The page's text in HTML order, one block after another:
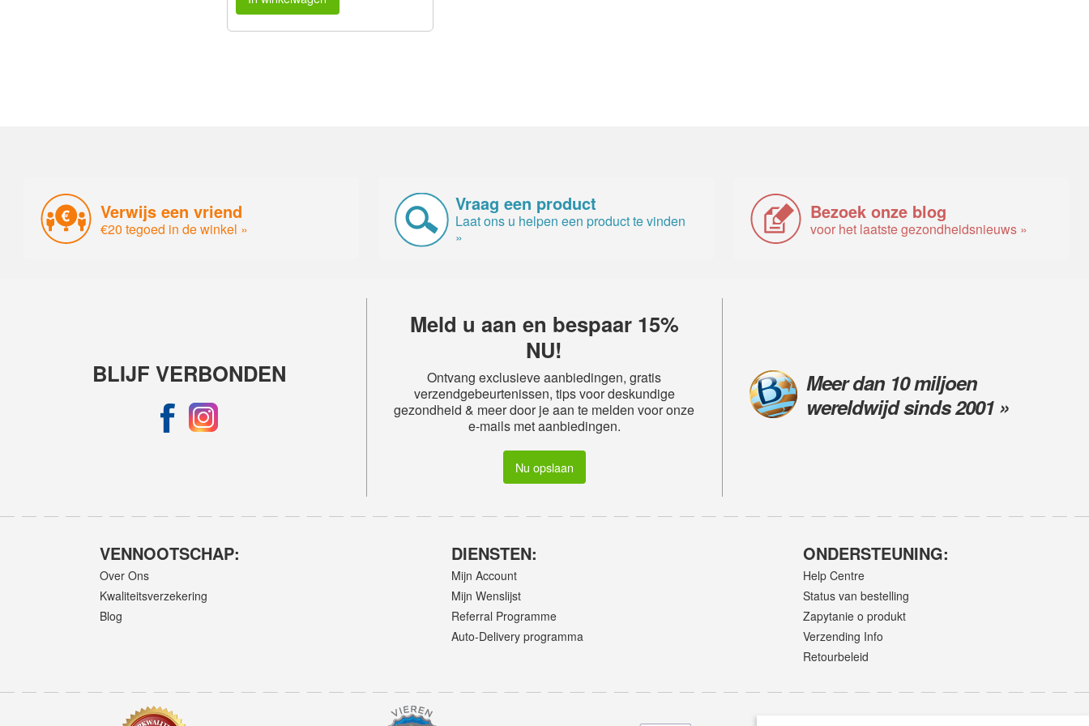
Verwijs een vriend
€20 tegoed in de winkel »
Vraag een product
Laat ons u helpen een product te vinden
»
Bezoek onze blog
voor het laatste gezondheidsnieuws »
BLIJF VERBONDEN
Meld u aan en bespaar 15%
NU!
Ontvang exclusieve aanbiedingen, gratis
verzendgebeurtenissen, tips voor deskundige
gezondheid & meer door je aan te melden voor onze
e-mails met aanbiedingen.
Nu opslaan
Meer dan 10 miljoen
wereldwijd sinds 2001 »
VENNOOTSCHAP:
Over Ons
Kwaliteitsverzekering
Blog
DIENSTEN:
Mijn Account
Mijn Wenslijst
Referral Programme
Auto-Delivery programma
ONDERSTEUNING:
Help Centre
Status van bestelling
Zapytanie o produkt
Verzending Info
Retourbeleid